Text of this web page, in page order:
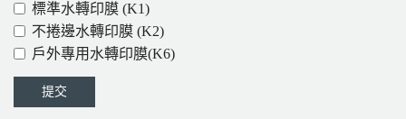
標準水轉印膜 (K1)
不捲邊水轉印膜 (K2)
戶外專用水轉印膜(K6)